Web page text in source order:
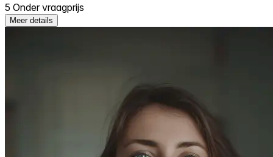
5 Onder vraagprijs
Meer details